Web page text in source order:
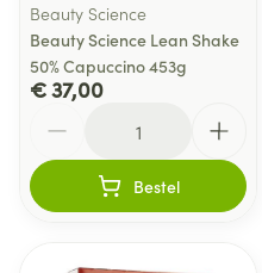
Beauty Science
Beauty Science Lean Shake
50% Capuccino 453g
€ 37,00
Bestel